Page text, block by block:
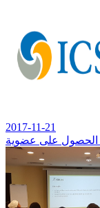
اقرأ المزيد
2017-11-21